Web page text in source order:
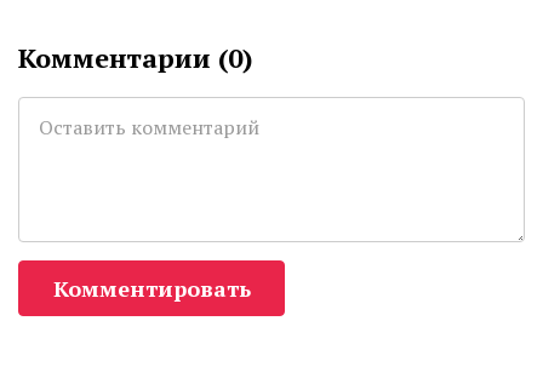
Комментарии (0)
Комментировать